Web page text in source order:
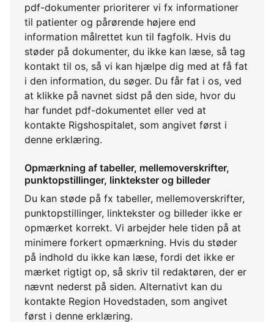
pdf-dokumenter prioriterer vi fx informationer
til patienter og pårørende højere end
information målrettet kun til fagfolk. Hvis du
støder på dokumenter, du ikke kan læse, så tag
kontakt til os, så vi kan hjælpe dig med at få fat
i den information, du søger. Du får fat i os, ved
at klikke på navnet sidst på den side, hvor du
har fundet pdf-dokumentet eller ved at
kontakte Rigshospitalet, som angivet først i
denne erklæring.
Opmærkning af tabeller, mellemoverskrifter,
punktopstillinger, linktekster og billeder
Du kan støde på fx tabeller, mellemoverskrifter,
punktopstillinger, linktekster og billeder ikke er
opmærket korrekt. Vi arbejder hele tiden på at
minimere forkert opmærkning. Hvis du støder
på indhold du ikke kan læse, fordi det ikke er
mærket rigtigt op, så skriv til redaktøren, der er
nævnt nederst på siden. Alternativt kan du
kontakte Region Hovedstaden, som angivet
først i denne erklæring.